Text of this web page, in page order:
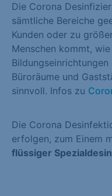
Die Corona
sämtliche Bereiche
Kunden oder zu
Menschen kommt,
Büroräume und
sinnvoll. Infos zu
Die Corona
erfolgen, zum Einem
flüssiger